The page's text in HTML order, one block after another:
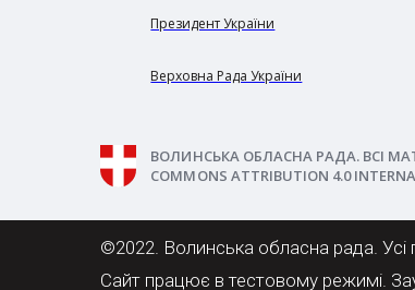
Президент України
Верховна Рада України
ВОЛИНСЬКА ОБЛАСНА РАДА. ВСІ
COMMONS ATTRIBUTION 4.0
©2022. Волинська обласна рада. Усі
Сайт працює в тестовому режимі.